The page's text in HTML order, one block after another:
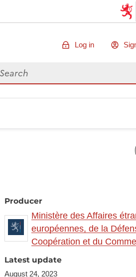
Log in
for data
Producer
Ministère des Affaires
européennes, de la
Coopération et du
Latest update
August 24, 2023